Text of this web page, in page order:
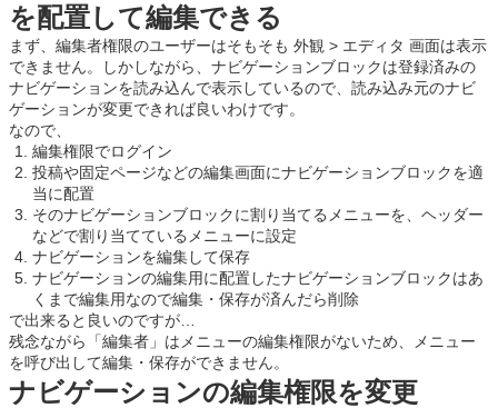
を配置して編集できる
まず、編集者権限のユーザーはそもそも 外観 > エディタ 画面は表示
できません。しかしながら、ナビゲーションブロックは登録済みの
ナビゲーションを読み込んで表示しているので、読み込み元のナビ
ゲーションが変更できれば良いわけです。
なので、
編集権限でログイン
投稿や固定ページなどの編集画面にナビゲーションブロックを適
当に配置
そのナビゲーションブロックに割り当てるメニューを、ヘッダー
などで割り当てているメニューに設定
ナビゲーションを編集して保存
ナビゲーションの編集用に配置したナビゲーションブロックはあ
くまで編集用なので編集・保存が済んだら削除
で出来ると良いのですが…
残念ながら「編集者」はメニューの編集権限がないため、メニュー
を呼び出して編集・保存ができません。
ナビゲーションの編集権限を変更